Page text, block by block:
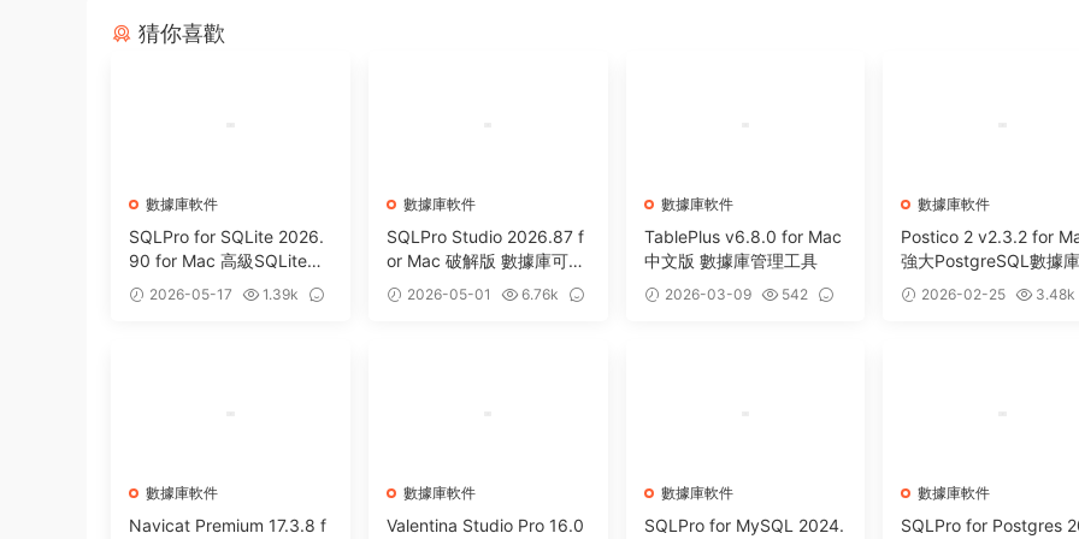
猜你喜歡
數據庫軟件
SQLPro for SQLite 2026.
90 for Mac 高級SQLite數
據庫管理工具
2026-05-17
1.39k
數據庫軟件
SQLPro Studio 2026.87 f
or Mac 破解版 數據庫可視
化管理工具
2026-05-01
6.76k
數據庫軟件
TablePlus v6.8.0 for Mac
中文版 數據庫管理工具
2026-03-09
542
數據庫軟件
Postico 2 v2.3.2 for
強大PostgreSQL數據
理工具
2026-02-25
3.48k
數據庫軟件
Navicat Premium 17.3.8 f
數據庫軟件
Valentina Studio Pro 16.0
數據庫軟件
SQLPro for MySQL 2024.
數據庫軟件
SQLPro for Postgres